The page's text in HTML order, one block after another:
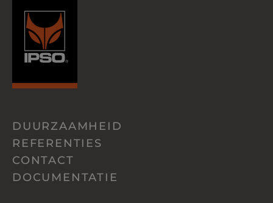
DUURZAAMHEID
REFERENTIES
CONTACT
DOCUMENTATIE